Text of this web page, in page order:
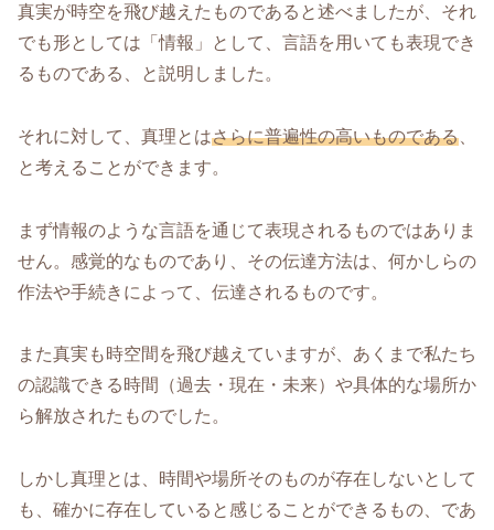
真実が時空を飛び越えたものであると述べましたが、それ
でも形としては「情報」として、言語を用いても表現でき
るものである、と説明しました。
それに対して、真理とはさらに普遍性の高いものである
と考えることができます。
まず情報のような言語を通じて表現されるものではありま
せん。感覚的なものであり、その伝達方法は、何かしらの
作法や手続きによって、伝達されるものです。
また真実も時空間を飛び越えていますが、あくまで私たち
の認識できる時間（過去・現在・未来）や具体的な場所か
ら解放されたものでした。
しかし真理とは、時間や場所そのものが存在しないとして
も、確かに存在していると感じることができるもの、であ